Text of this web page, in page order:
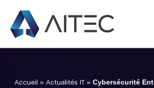
Accueil » Actualités IT » Cybersécurité